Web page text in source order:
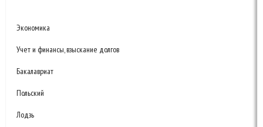
Экономика
Учет и финансы, взыскание долгов
Бакалавриат
Польский
Лодзь